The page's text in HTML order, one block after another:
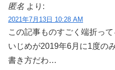
匿名 より:
2021年7月13日 10:28 AM
この記事ものすごく端折って
いじめが2019年6月に1度の
書き方だわ…